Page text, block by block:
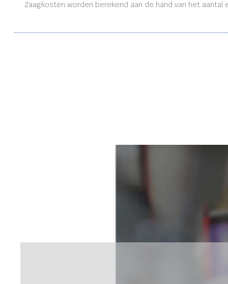
Zaagkosten worden berekend aan de hand van het